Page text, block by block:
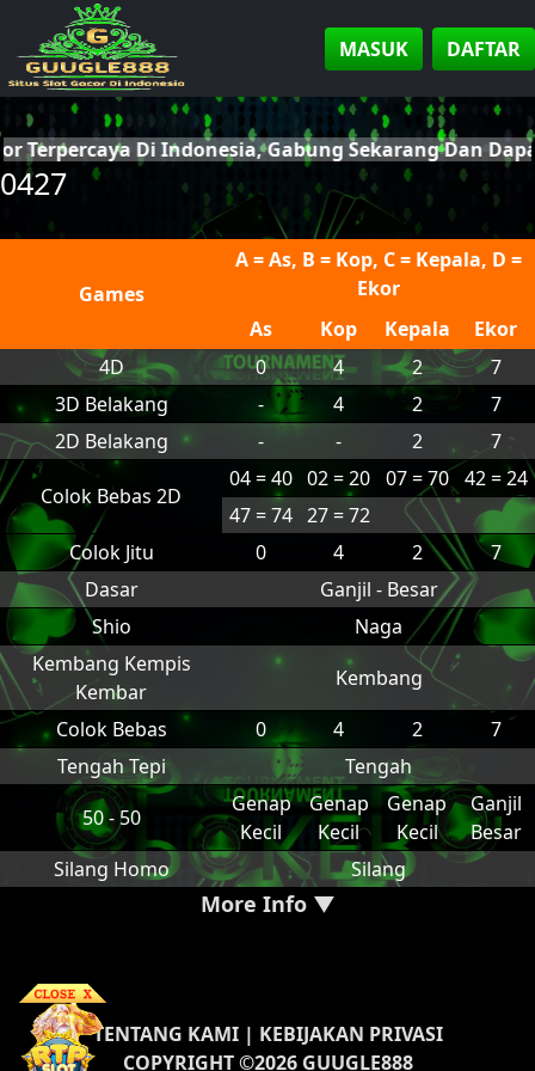
MASUK DAFTAR
Di Indonesia, Gabung Sekarang Dan
0427
Games
A = As, B = Kop, C = Kepala, D =
Ekor
As
Kop Kepala
Ekor
4D
0 4 2
7
3D Belakang
- 4 2
7
2D Belakang
- - 2 7
Colok Bebas 2D
04 = 40 02 = 20 07 = 70
42 = 24
47 = 74 27 = 72
Colok Jitu
0 4 2
7
Dasar
Ganjil - Besar
Shio
Naga
Kembang Kempis
Kembar
Kembang
Colok Bebas
0 4 2
7
Tengah Tepi
Tengah
50 - 50
Genap
Kecil
Genap
Kecil
Genap
Kecil
Ganjil
Besar
Silang Homo
Silang
More Info ▼
TENTANG KAMI| KEBIJAKAN PRIVASI
COPYRIGHT ©2026 GUUGLE888